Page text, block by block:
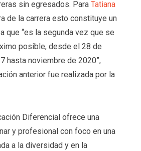
sin egresados. ParaTatiana
de la carrera esto constituye un
que “es la segunda vez que se
posible, desde el 28 de
hasta noviembre de 2020”,
anterior fue realizada por la
Diferencial ofrece una
y profesional con foco en una
a la diversidad y en la